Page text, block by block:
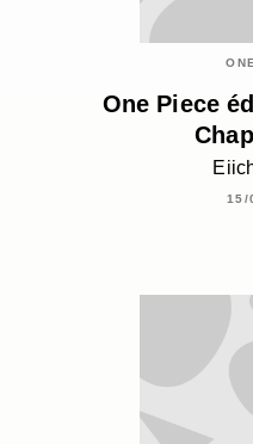
One Piece
15/